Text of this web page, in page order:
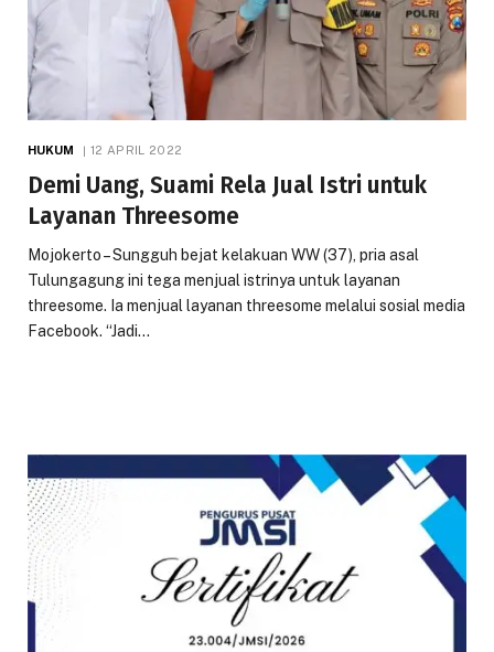
HUKUM 12 APRIL 2022
Demi Uang, Suami Rela Jual Istri untuk
Layanan Threesome
Mojokerto – Sungguh bejat kelakuan WW (37), pria asal
Tulungagung ini tega menjual istrinya untuk layanan
threesome. Ia menjual layanan threesome melalui sosial media
Facebook. “Jadi…